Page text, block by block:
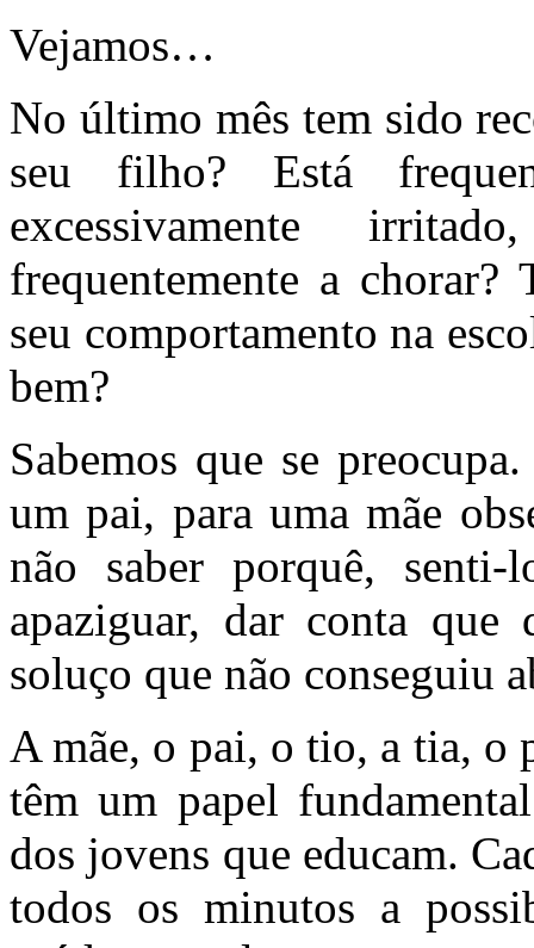
Vejamos…
No último mês tem sido
seu filho? Está
excessivamente
frequentemente a
seu comportamento na
bem?
Sabemos que se
um pai, para uma mãe
não saber porquê,
apaziguar, dar conta
soluço que não conseguiu
A mãe, o pai, o tio, a tia, o
têm um papel
dos jovens que educam.
todos os minutos a